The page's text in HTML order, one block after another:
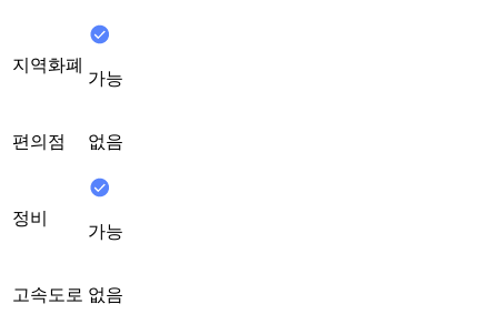
지역화폐
가능
편의점 없음
정비
가능
고속도로 없음